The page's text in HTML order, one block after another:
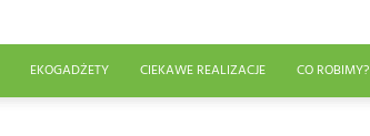
EKOGADŻETY CIEKAWE REALIZACJE CO ROBIMY?